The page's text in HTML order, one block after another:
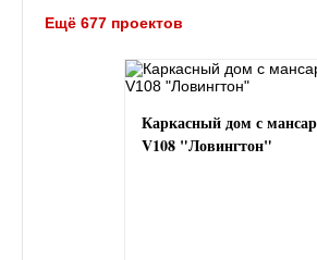
Ещё 677 проектов
Каркасный дом с
V108 "Ловингтон"